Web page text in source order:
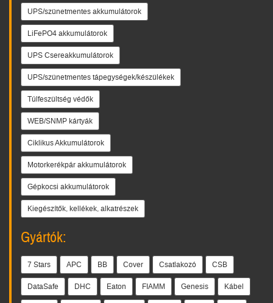
UPS/szünetmentes akkumulátorok
LiFePO4 akkumulátorok
UPS Csereakkumulátorok
UPS/szünetmentes tápegységek/készülékek
Túlfeszültség védők
WEB/SNMP kártyák
Ciklikus Akkumulátorok
Motorkerékpár akkumulátorok
Gépkocsi akkumulátorok
Kiegészítők, kellékek, alkatrészek
Gyártók:
7 Stars APC BB Cover Csatlakozó CSB
DataSafe DHC Eaton FIAMM Genesis Kábel